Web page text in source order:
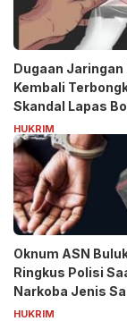
Dugaan Jaringan
Kembali
Skandal Lapas
Siapa Puang ASS?
HUKRIM
Oknum ASN
Ringkus Polisi
Narkoba Jenis
HUKRIM